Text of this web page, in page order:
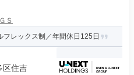
Ｓ
レックス制／年間休日125日
区住吉